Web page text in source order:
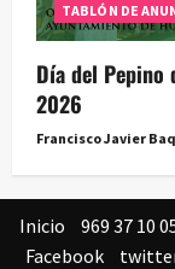
TABLÓN DE
Día del Pepino
2026
Francisco Javier
Inicio 969 37 10
Facebook